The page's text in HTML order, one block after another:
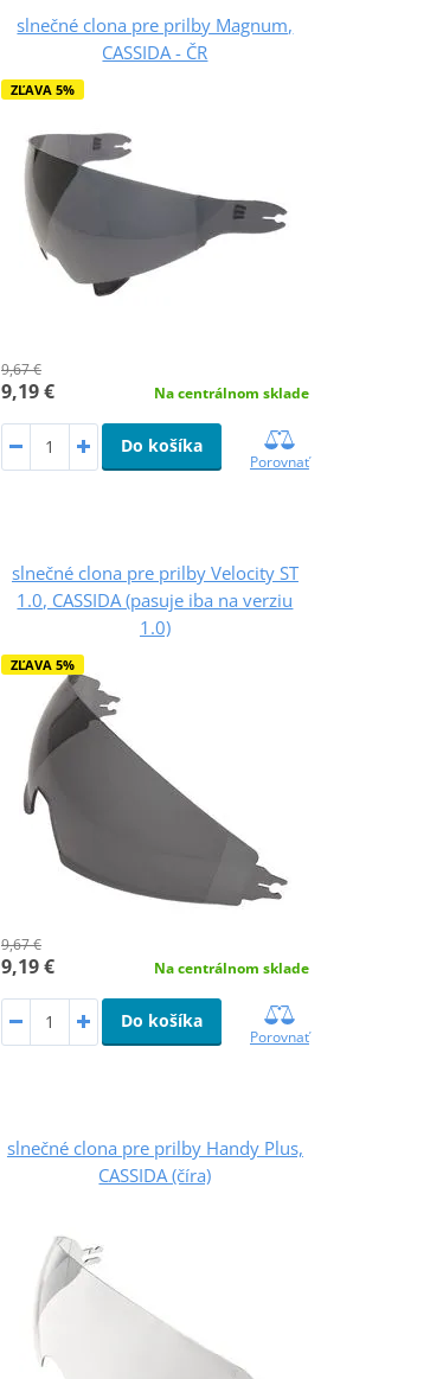
slnečné clona pre prilby Magnum,
CASSIDA - ČR
ZĽAVA 5%
9,67 €
9,19 € Na centrálnom sklade
Do košíka
Porovnať
slnečné clona pre prilby Velocity ST
1.0, CASSIDA (pasuje iba na verziu
1.0)
ZĽAVA 5%
9,67 €
9,19 € Na centrálnom sklade
Do košíka
Porovnať
slnečné clona pre prilby Handy Plus,
CASSIDA (číra)